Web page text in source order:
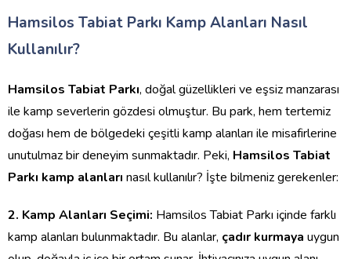
Hamsilos Tabiat Parkı Kamp Alanları Nasıl
Kullanılır?
Hamsilos Tabiat Parkı, doğal güzellikleri ve eşsiz manzarası
ile kamp severlerin gözdesi olmuştur. Bu park, hem tertemiz
doğası hem de bölgedeki çeşitli kamp alanları ile misafirlerine
unutulmaz bir deneyim sunmaktadır. Peki, Hamsilos Tabiat
Parkı kamp alanları nasıl kullanılır? İşte bilmeniz gerekenler:
2. Kamp Alanları Seçimi: Hamsilos Tabiat Parkı içinde farklı
kamp alanları bulunmaktadır. Bu alanlar, çadır kurmaya uygun